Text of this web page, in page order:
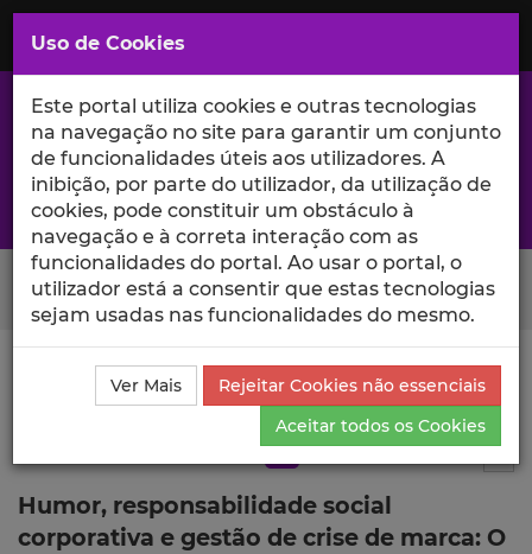
Saltar
para
Conteúdo
Principal
A excelência da investigação e ciência no Iscte
Search Button
Ciência_Iscte Publicações
Descrição Detalhada da
Publicação
Humor, responsabilidade social
corporativa e gestão de crise de marca: O
Uso de Cookies
Este portal utiliza cookies e outras tecnologias
na navegação no site para garantir um conjunto
de funcionalidades úteis aos utilizadores. A
inibição, por parte do utilizador, da utilização de
cookies, pode constituir um obstáculo à
navegação e à correta interação com as
funcionalidades do portal. Ao usar o portal, o
utilizador está a consentir que estas tecnologias
sejam usadas nas funcionalidades do mesmo.
Ver Mais
Rejeitar Cookies não essenciais
Aceitar todos os Cookies